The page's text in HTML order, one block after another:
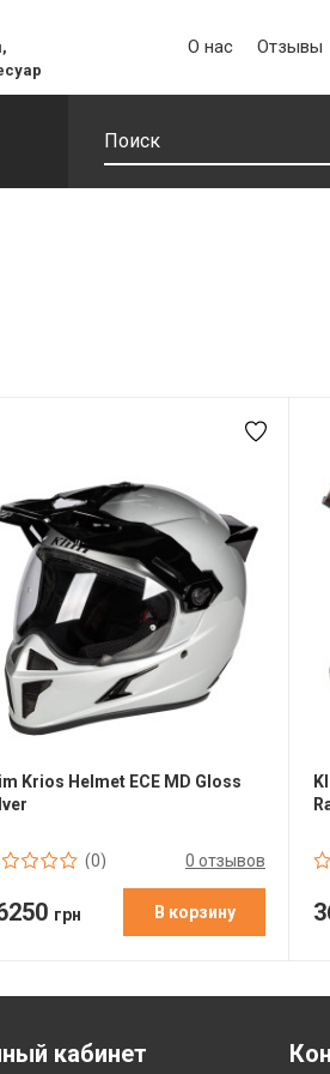
О нас Отзывы
Krios Helmet ECE MD Gloss
(0) 0 отзывов
грн В корзину
кабинет